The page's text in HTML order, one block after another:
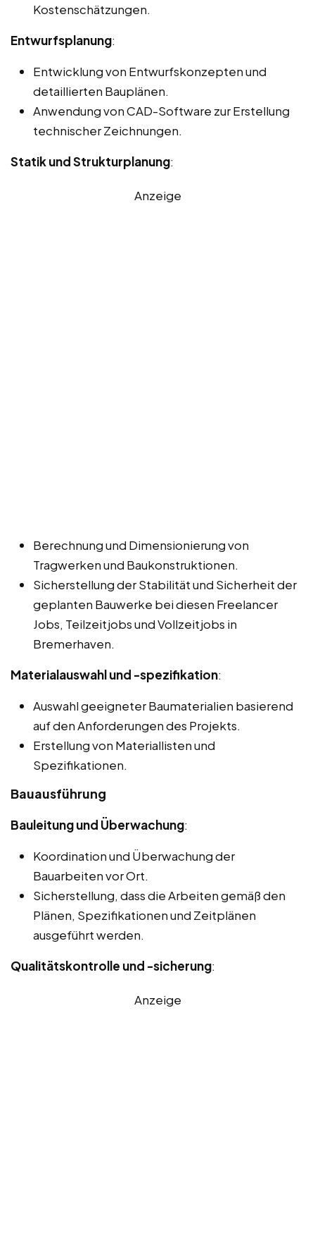
Kostenschätzungen.
Entwurfsplanung:
Entwicklung von Entwurfskonzepten und
detaillierten Bauplänen.
Anwendung von CAD-Software zur Erstellung
technischer Zeichnungen.
Statik und Strukturplanung:
Anzeige
Berechnung und Dimensionierung von
Tragwerken und Baukonstruktionen.
Sicherstellung der Stabilität und Sicherheit der
geplanten Bauwerke bei diesen Freelancer
Jobs, Teilzeitjobs und Vollzeitjobs in
Bremerhaven.
Materialauswahl und -spezifikation:
Auswahl geeigneter Baumaterialien basierend
auf den Anforderungen des Projekts.
Erstellung von Materiallisten und
Spezifikationen.
Bauausführung
Bauleitung und Überwachung:
Koordination und Überwachung der
Bauarbeiten vor Ort.
Sicherstellung, dass die Arbeiten gemäß den
Plänen, Spezifikationen und Zeitplänen
ausgeführt werden.
Qualitätskontrolle und -sicherung:
Anzeige